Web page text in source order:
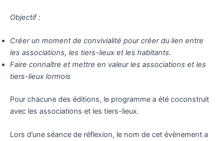
Objectif :
Créer un moment de convivialité pour créer du lien entre
les associations, les tiers-lieux et les habitants.
Faire connaître et mettre en valeur les associations et les
tiers-lieux lormois
Pour chacune des éditions, le programme a été coconstruit
avec les associations et les tiers-lieux.
Lors d’une séance de réflexion, le nom de cet évènement a